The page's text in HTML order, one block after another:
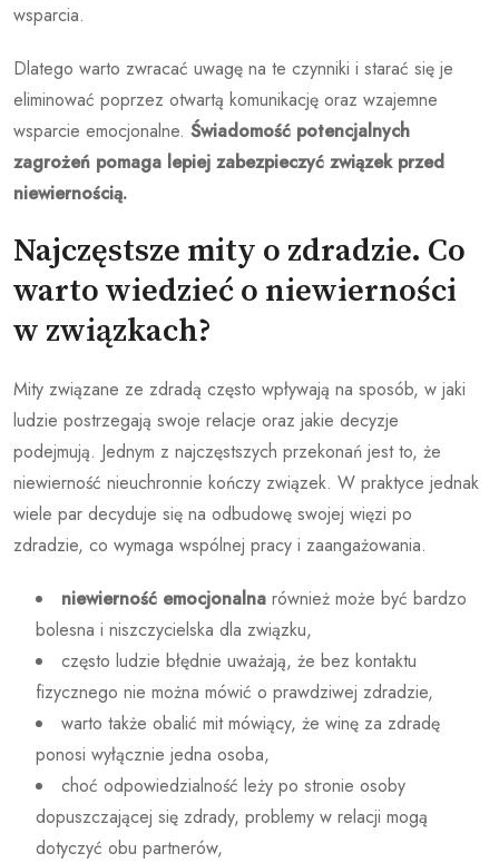
wsparcia.
Dlatego warto zwracać uwagę na te czynniki i starać się je
eliminować poprzez otwartą komunikację oraz wzajemne
wsparcie emocjonalne. Świadomość potencjalnych
zagrożeń pomaga lepiej zabezpieczyć związek przed
niewiernością.
Najczęstsze mity o zdradzie. Co
warto wiedzieć o niewierności
w związkach?
Mity związane ze zdradą często wpływają na sposób, w jaki
ludzie postrzegają swoje relacje oraz jakie decyzje
podejmują. Jednym z najczęstszych przekonań jest to, że
niewierność nieuchronnie kończy związek. W praktyce jednak
wiele par decyduje się na odbudowę swojej więzi po
zdradzie, co wymaga wspólnej pracy i zaangażowania.
niewierność emocjonalna również może być bardzo
bolesna i niszczycielska dla związku,
często ludzie błędnie uważają, że bez kontaktu
fizycznego nie można mówić o prawdziwej zdradzie,
warto także obalić mit mówiący, że winę za zdradę
ponosi wyłącznie jedna osoba,
choć odpowiedzialność leży po stronie osoby
dopuszczającej się zdrady, problemy w relacji mogą
dotyczyć obu partnerów,